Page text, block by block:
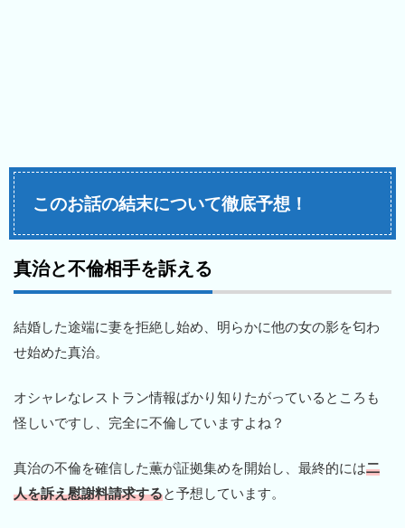
このお話の結末について徹底予想！
真治と不倫相手を訴える
結婚した途端に妻を拒絶し始め、明らかに他の女の影を匂わ
せ始めた真治。
オシャレなレストラン情報ばかり知りたがっているところも
怪しいですし、完全に不倫していますよね？
真治の不倫を確信した薫が証拠集めを開始し、最終的には二
人を訴え慰謝料請求すると予想しています。